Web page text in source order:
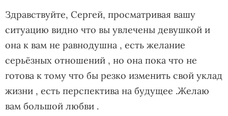
Здравствуйте, Сергей, просматривая вашу
ситуацию видно что вы увлечены девушкой и
она к вам не равнодушна , есть желание
серьёзных отношений , но она пока что не
готова к тому что бы резко изменить свой уклад
жизни , есть перспектива на будущее .Желаю
вам большой любви .